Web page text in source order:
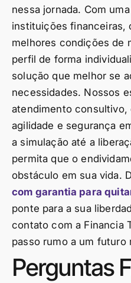
nessa jornada. Com
instituições financeiras,
melhores condições de
perfil de forma
solução que melhor se
necessidades. Nossos
atendimento
agilidade e segurança
a simulação até a
permita que o
obstáculo em sua vida.
com garantia para
ponte para a sua
contato com a Financia
passo rumo a um futuro
Perguntas